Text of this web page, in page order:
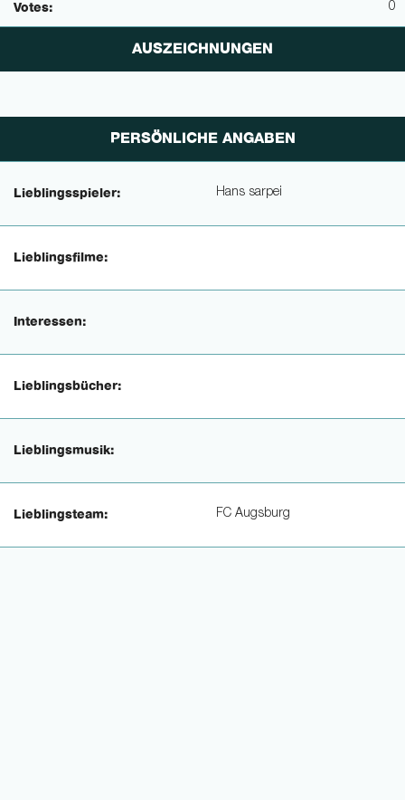
Votes: 0
AUSZEICHNUNGEN
PERSÖNLICHE ANGABEN
Lieblingsspieler: Hans sarpei
Lieblingsfilme:
Interessen:
Lieblingsbücher:
Lieblingsmusik:
Lieblingsteam: FC Augsburg